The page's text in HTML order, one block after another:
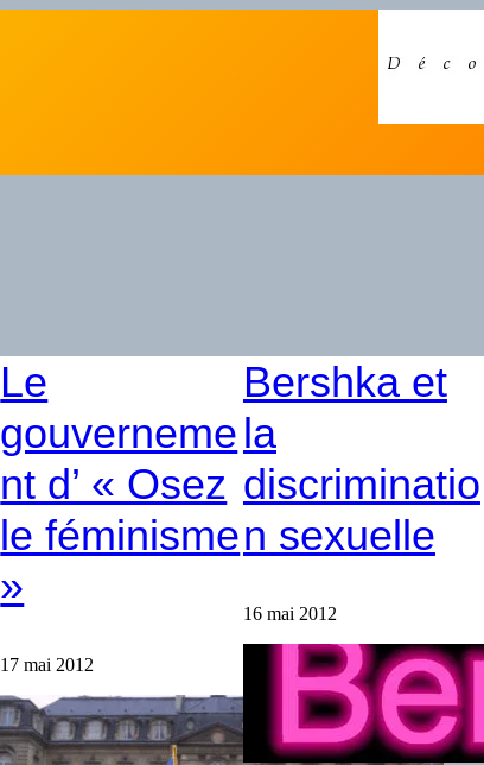
Le
gouverneme
nt d’ « Osez
le féminisme
»
17 mai 2012
Bershka et
la
discriminatio
n sexuelle
16 mai 2012